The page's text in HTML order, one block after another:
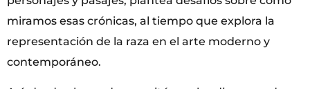
miramos esas crónicas, al tiempo que explora la
representación de la raza en el arte moderno y
contemporáneo.